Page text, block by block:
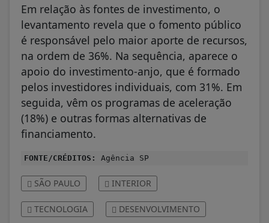
Em relação às fontes de investimento, o
levantamento revela que o fomento público
é responsável pelo maior aporte de recursos,
na ordem de 36%. Na sequência, aparece o
apoio do investimento-anjo, que é formado
pelos investidores individuais, com 31%. Em
seguida, vêm os programas de aceleração
(18%) e outras formas alternativas de
financiamento.
FONTE/CRÉDITOS: Agência SP
SÃO PAULO INTERIOR
TECNOLOGIA DESENVOLVIMENTO